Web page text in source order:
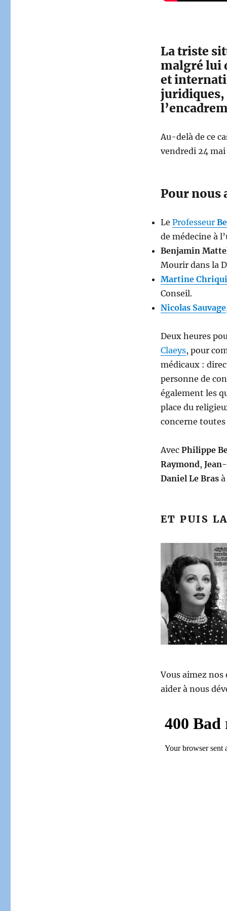
La triste
malgré lui
et
juridiques,
Au-delà de ce
vendredi 24 mai
Pour nous
Le Professeur
de médecine à
Benjamin
Mourir dans la
Martine
Conseil.
Nicolas Sauvage
Deux heures
Claeys, pour
médicaux :
personne de
également les
place du
concerne
Avec Philippe
Raymond,
Daniel Le Brasà
ET PUIS
Vous aimez nos
aider à nous